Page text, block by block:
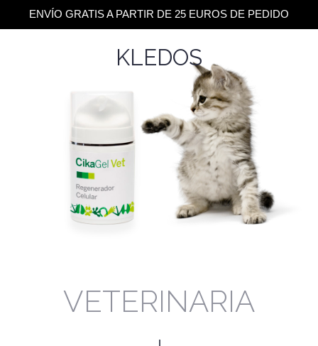
ENVÍO GRATIS A PARTIR DE 25 EUROS DE PEDIDO
KLEDOS
VETERINARIA